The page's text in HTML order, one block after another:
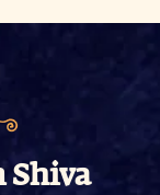
Shiva